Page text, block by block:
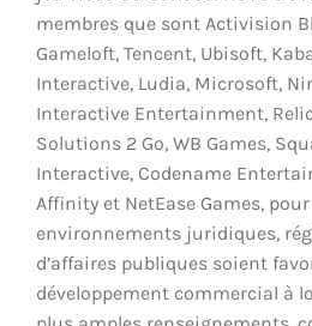
membres que sont Activision
Gameloft, Tencent, Ubisoft,
Interactive, Ludia, Microsoft,
Interactive Entertainment,
Solutions 2 Go, WB Games,
Interactive, Codename
Affinity et NetEase Games,
environnements juridiques,
d’affaires publiques soient
développement commercial à